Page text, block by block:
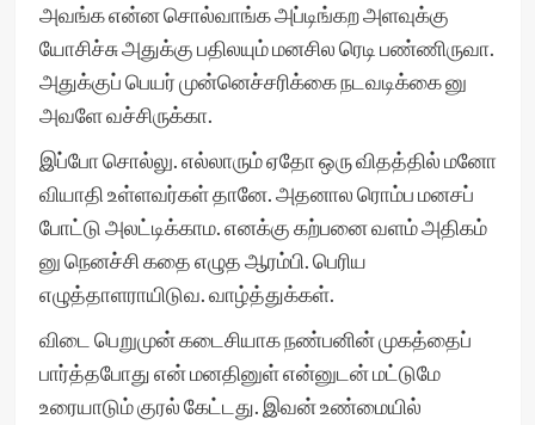
அவங்க என்ன சொல்வாங்க அப்டிங்கற அளவுக்கு
யோசிச்சு அதுக்கு பதிலயும் மனசில ரெடி பண்ணிருவா.
அதுக்குப் பெயர் முன்னெச்சரிக்கை நடவடிக்கை னு
அவளே வச்சிருக்கா.
இப்போ சொல்லு. எல்லாரும் ஏதோ ஒரு விதத்தில் மனோ
வியாதி உள்ளவர்கள் தானே. அதனால ரொம்ப மனசப்
போட்டு அலட்டிக்காம. எனக்கு கற்பனை வளம் அதிகம்
னு நெனச்சி கதை எழுத ஆரம்பி. பெரிய
எழுத்தாளராயிடுவ. வாழ்த்துக்கள்.
விடை பெறுமுன் கடைசியாக நண்பனின் முகத்தைப்
பார்த்தபோது என் மனதினுள் என்னுடன் மட்டுமே
உரையாடும் குரல் கேட்டது. இவன் உண்மையில்